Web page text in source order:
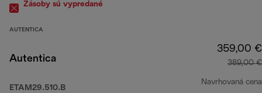
Zásoby sú vypredané
AUTENTICA
Autentica
ETAM29.510.B
359,00 €
389,00 €
Navrhovaná cena